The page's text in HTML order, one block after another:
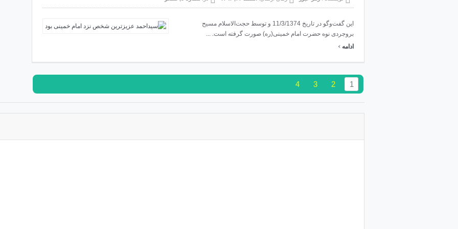
این گفت‌وگو در تاریخ 11/3/1374 و توسط حجت‌الاسلام مسیح
بروجردی نوه حضرت امام خمینی(ره) صورت گرفته است. ...
ادامه ›
1
2
3
4